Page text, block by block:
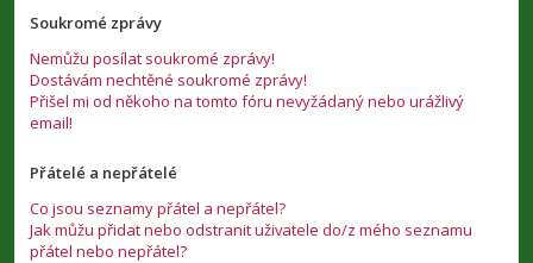
Soukromé zprávy
Nemůžu posílat soukromé zprávy!
Dostávám nechtěné soukromé zprávy!
Přišel mi od někoho na tomto fóru nevyžádaný nebo urážlivý
email!
Přátelé a nepřátelé
Co jsou seznamy přátel a nepřátel?
Jak můžu přidat nebo odstranit uživatele do/z mého seznamu
přátel nebo nepřátel?